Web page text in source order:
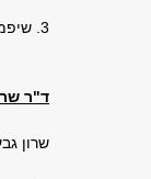
3. שיפמן, סמדר. שפוטה ונשפטת: אימהות בסיפורת העברית בת זמננו (עומד לצאת לאור ב"מגדרים", 2016).
ד"ר
שרון